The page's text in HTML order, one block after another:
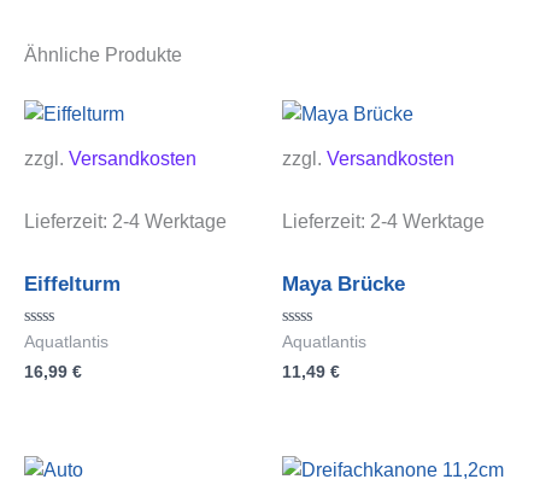
Ähnliche Produkte
zzgl. Versandkosten
Lieferzeit: 2-4 Werktage
Eiffelturm
Bewertet
mit
0
Aquatlantis
16,99 €
zzgl. Versandkosten
Lieferzeit: 2-4 Werktage
Maya Brücke
Bewertet
mit
0
Aquatlantis
11,49 €